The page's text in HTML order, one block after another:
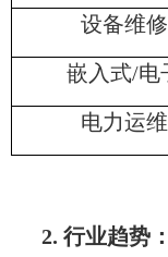
设备维修
嵌入式/电
电力运维
2. 行业趋势：